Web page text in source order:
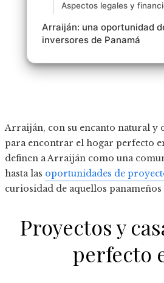
Aspectos legales y
Arraiján: una oportunidad
inversores de Panamá
Arraiján, con su encanto natural y
para encontrar el hogar perfecto
definen a Arraiján como una
hasta las oportunidades de
curiosidad de aquellos
Proyectos y
perfecto